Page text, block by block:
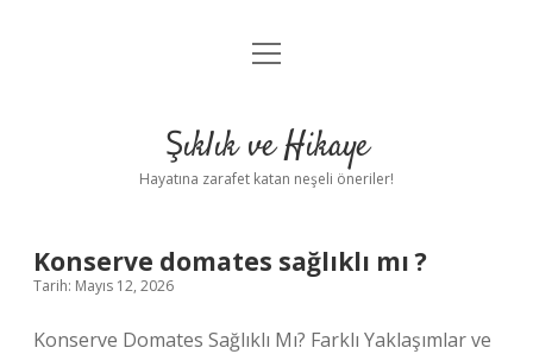
Anasayfa
Yasal Uyarı
menüyü
Şıklık ve Hikaye
Hayatına zarafet katan neşeli öneriler!
Konserve domates sağlıklı mı ?
Tarih: Mayıs 12, 2026
Konserve Domates Sağlıklı Mı? Farklı Yaklaşımlar ve